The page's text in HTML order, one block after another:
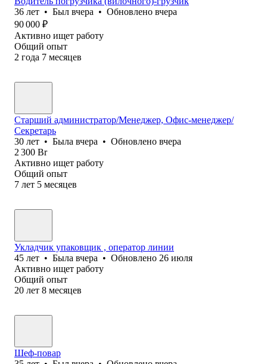
36 лет • Был вчера • Обновлено вчера
90 000 ₽
Активно ищет работу
Общий опыт
2 года 7 месяцев
Старший администратор/Менеджер, Офис-менеджер/
Секретарь
30 лет • Была вчера • Обновлено вчера
2 300 Br
Активно ищет работу
Общий опыт
7 лет 5 месяцев
Укладчик упаковщик , оператор линии
45 лет • Была вчера • Обновлено 26 июля
Активно ищет работу
Общий опыт
20 лет 8 месяцев
Шеф-повар